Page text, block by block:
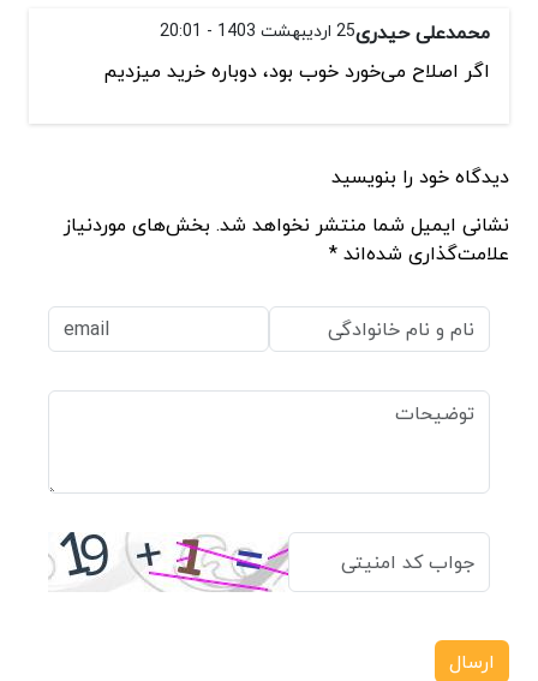
محمدعلی حیدری25 اردیبهشت 1403 - 20:01
اگر اصلاح می‌خورد خوب بود، دوباره خرید میزدیم
دیدگاه خود را بنویسید
نشانی ایمیل شما منتشر نخواهد شد. بخش‌های موردنیاز
علامت‌گذاری شده‌اند *
ارسال